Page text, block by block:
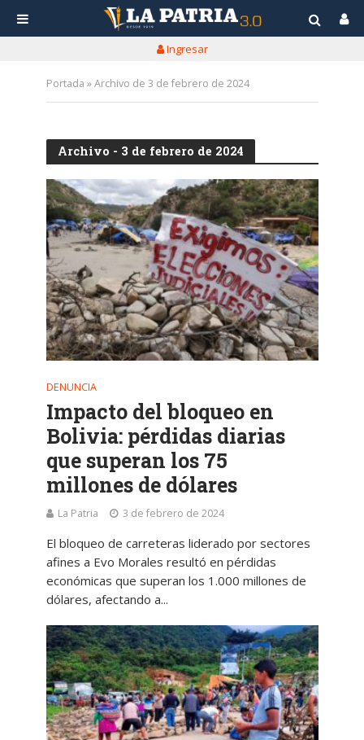
Ingresar
Portada »Archivo de 3 de febrero de 2024
Archivo - 3 de febrero de 2024
DENUNCIA
Impacto del bloqueo en
Bolivia: pérdidas diarias
que superan los 75
millones de dólares
La Patria 3 de febrero de 2024
El bloqueo de carreteras liderado por sectores
afines a Evo Morales resultó en pérdidas
económicas que superan los 1.000 millones de
dólares, afectando a...